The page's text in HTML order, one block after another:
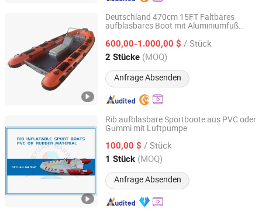
Deutschland 470cm 15FT Faltbares
aufblasbares Boot mit Aluminiumfuß
600,00-1.000,00 $ / Stück
2 Stücke (MOQ)
Anfrage Absenden
Shandong Rebo Boat Co.,Ltd
Shandong, China Seit 2026
Rib aufblasbare Sportboote aus PVC oder
Gummi mit Luftpumpe
100,00 $ / Stück
1 Stück (MOQ)
Anfrage Absenden
DEYUAN MARINE CO., LTD.
Guangdong, China Seit 2013